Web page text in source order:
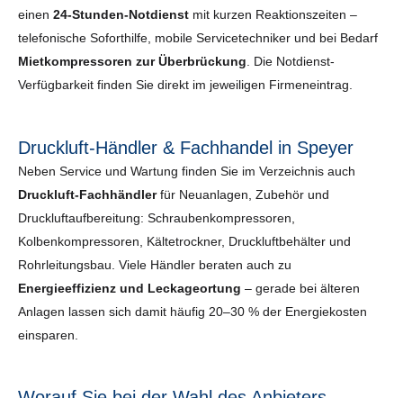
einen 24-Stunden-Notdienst mit kurzen Reaktionszeiten –
telefonische Soforthilfe, mobile Servicetechniker und bei Bedarf
Mietkompressoren zur Überbrückung. Die Notdienst-
Verfügbarkeit finden Sie direkt im jeweiligen Firmeneintrag.
Druckluft-Händler & Fachhandel in Speyer
Neben Service und Wartung finden Sie im Verzeichnis auch
Druckluft-Fachhändlerfür Neuanlagen, Zubehör und
Druckluftaufbereitung: Schraubenkompressoren,
Kolbenkompressoren, Kältetrockner, Druckluftbehälter und
Rohrleitungsbau. Viele Händler beraten auch zu
Energieeffizienz und Leckageortung – gerade bei älteren
Anlagen lassen sich damit häufig 20–30 % der Energiekosten
einsparen.